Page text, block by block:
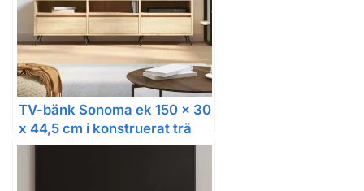
TV-bänk Sonoma ek 150 x 30
x 44,5 cm i konstruerat trä